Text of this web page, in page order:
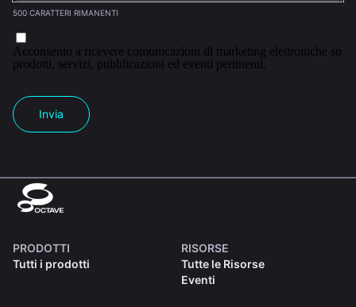
500 CARATTERI RIMANENTI
Acconsento a ricevere comunicazioni di marketing elettroniche su
prodotti, servizi, pubblicazioni ed eventi pertinenti.
Invia
PRODOTTI
Tutti i prodotti
RISORSE
Tutte le Risorse
Eventi